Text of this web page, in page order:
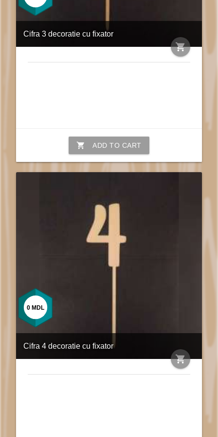
Cifra 3 decoratie cu fixator
shopping_cart
shopping_cart ADD TO CART
Cifra 4 decoratie cu fixator
shopping_cart
0 MDL